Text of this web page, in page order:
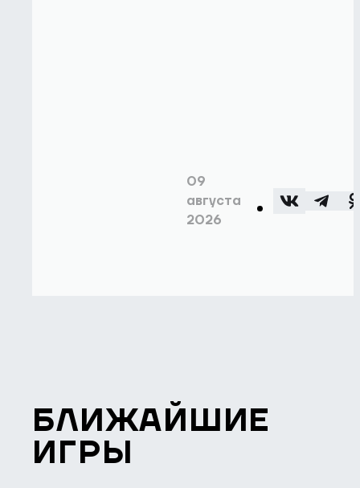
09
августа
2026
БЛИЖАЙШИЕ
ИГРЫ